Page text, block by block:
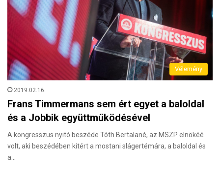
Vélemény
2019.02.16.
Frans Timmermans sem ért egyet a baloldal
és a Jobbik együttműködésével
A kongresszus nyitó beszéde Tóth Bertalané, az MSZP elnökéé
volt, aki beszédében kitért a mostani slágertémára, a baloldal és
a…